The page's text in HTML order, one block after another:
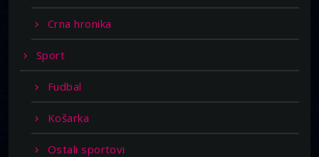
Crna hronika
Sport
Fudbal
Košarka
Ostali sportovi